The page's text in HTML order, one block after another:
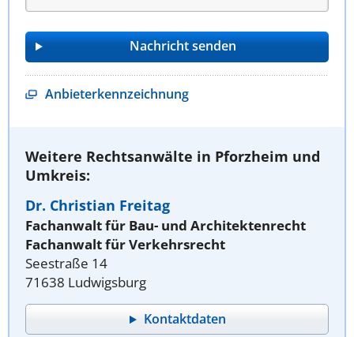
Anbieterkennzeichnung
Weitere Rechtsanwälte in Pforzheim und
Umkreis:
Dr. Christian Freitag
Fachanwalt für Bau- und Architektenrecht
Fachanwalt für Verkehrsrecht
Seestraße 14
71638 Ludwigsburg
Kontaktdaten